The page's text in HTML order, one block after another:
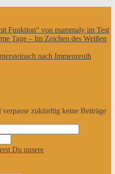
Funktion“ von mammaly im Test
Tage – Im Zeichen des Weißen
nach Immenreuth
zukünftig keine Beiträge
Du unsere